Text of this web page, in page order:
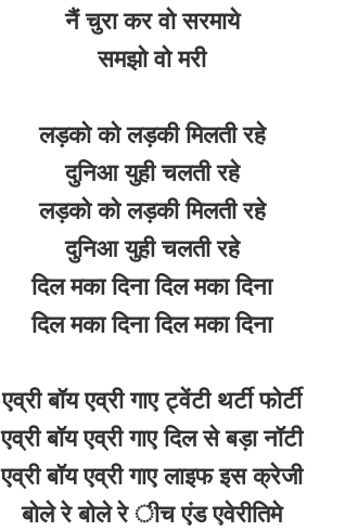
नैं चुरा कर वो सरमाये
समझो वो मरी
लड़को को लड़की मिलती रहे
दुनिआ युही चलती रहे
लड़को को लड़की मिलती रहे
दुनिआ युही चलती रहे
दिल मका दिना दिल मका दिना
दिल मका दिना दिल मका दिना
एव्री बॉय एव्री गाए ट्वेंटी थर्टी फोर्टी
एव्री बॉय एव्री गाए दिल से बड़ा नॉटी
एव्री बॉय एव्री गाए लाइफ इस क्रेजी
बोले रे बोले रे ीच एंड एवेरीतिमे